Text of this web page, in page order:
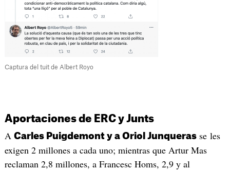
Captura del tuit de Albert Royo
Aportaciones de ERC y Junts
A Carles Puigdemont y a Oriol Junquerasse les
exigen 2 millones a cada uno; mientras que Artur Mas
reclaman 2,8 millones, a Francesc Homs, 2,9 y al